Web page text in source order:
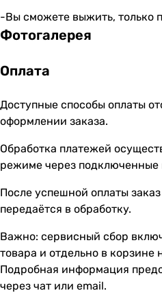
-Вы сможете выжить, только
Фотогалерея
Оплата
Доступные способы оплаты
оформлении заказа.
Обработка платежей
режиме через подключенные
После успешной оплаты
передаётся в обработку.
Важно: сервисный сбор
товара и отдельно в корзине
Подробная информация
через чат или email.